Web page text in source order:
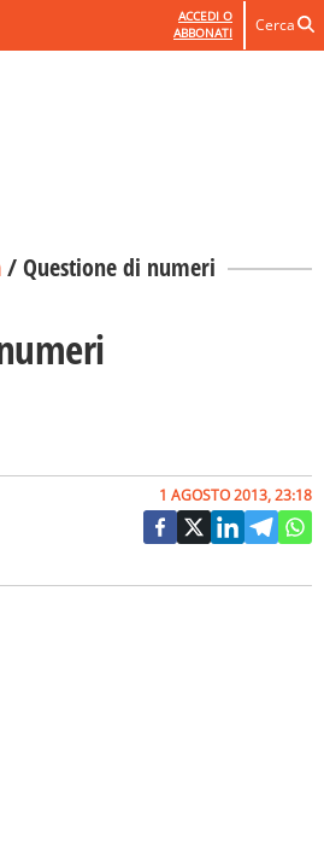
ACCEDI O
ABBONATI
Cerca
/Questione di numeri
1 AGOSTO 2013, 23:18